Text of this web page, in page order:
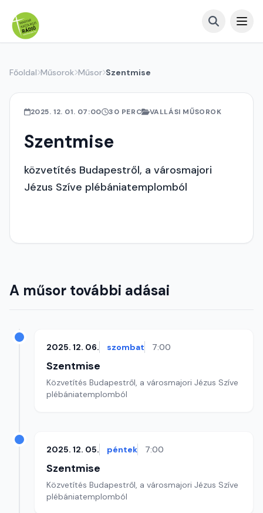
Főoldal Műsorok Műsor Szentmise
2025. 12. 01. 07:00 30 PERC VALLÁSI MŰSOROK
Szentmise
közvetítés Budapestről, a városmajori
Jézus Szíve plébániatemplomból
A műsor további adásai
2025. 12. 06. szombat 7:00
Szentmise
Közvetítés Budapestről, a városmajori Jézus Szíve
plébániatemplomból
2025. 12. 05. péntek 7:00
Szentmise
Közvetítés Budapestről, a városmajori Jézus Szíve
plébániatemplomból